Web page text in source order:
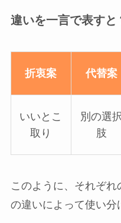
違いを一言で表すと
折衷案 代替案
いいとこ
取り
別の選
肢
このように、それぞ
の違いによって使い分